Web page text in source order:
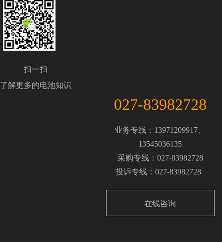
扫一扫
了解更多的电池知识
027-83982728
业务专线：13971209917、
13545036135
采购专线：027-83982728
投诉专线：027-83982728
在线咨询